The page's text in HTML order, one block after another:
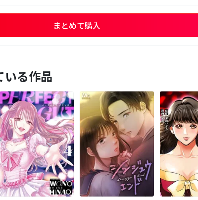
まとめて購入
いる作品